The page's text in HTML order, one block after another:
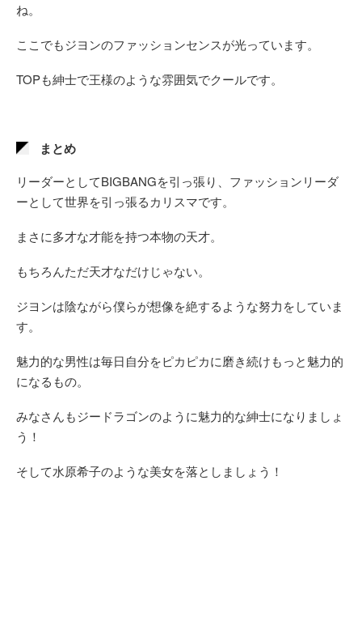
ね。
ここでもジヨンのファッションセンスが光っています。
TOPも紳士で王様のような雰囲気でクールです。
まとめ
リーダーとしてBIGBANGを引っ張り、ファッションリーダ
ーとして世界を引っ張るカリスマです。
まさに多才な才能を持つ本物の天才。
もちろんただ天才なだけじゃない。
ジヨンは陰ながら僕らが想像を絶するような努力をしていま
す。
魅力的な男性は毎日自分をピカピカに磨き続けもっと魅力的
になるもの。
みなさんもジードラゴンのように魅力的な紳士になりましょ
う！
そして水原希子のような美女を落としましょう！